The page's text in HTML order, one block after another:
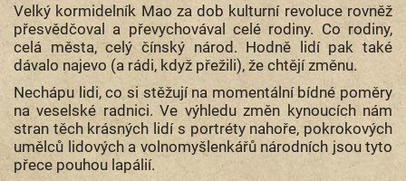
Velký kormidelník Mao za dob kulturní revoluce rovněž
přesvědčoval a převychovával celé rodiny. Co rodiny,
celá města, celý čínský národ. Hodně lidí pak také
dávalo najevo (a rádi, když přežili), že chtějí změnu.
Nechápu lidi, co si stěžují na momentální bídné poměry
na veselské radnici. Ve výhledu změn kynoucích nám
stran těch krásných lidí s portréty nahoře, pokrokových
umělců lidových a volnomyšlenkářů národních jsou tyto
přece pouhou lapálií.